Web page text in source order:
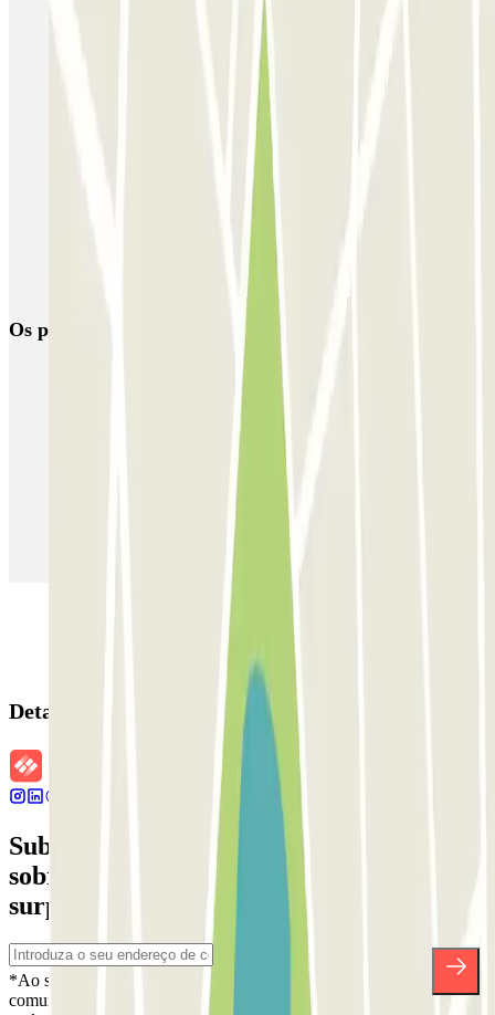
MC Plaza de Cuba
SABA Estación Sevilla - Plaza de las Armas
Rosa Amarilla - Hospital Virgen del Rocío
Parking Vuela Aeropuerto Sevilla - P&R
Parking Pista Aeropuerto Sevilla - Valet
SABA Estación Sevilla - Santa Justa (P1 / P3)
Os parques de estacionamento mais reservados
Estacionamento em Lisboa
Estacionamento em Sevilha
Estacionamento em Aeroporto de Adolfo Suárez Madrid–Barajas
Detalhes da reserva
Subscreva a nossa newsletter e saiba mais
sobre descontos, sorteios e muitas outras
surpresas.
*Ao subscrever, aceita a nossa Política de Privacidade para receber
comunicações comerciais da Parclick. Sem qualquer obrigação,